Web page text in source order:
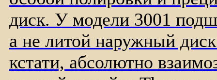
диск. У модели 3001
а не литой наружный
кстати, абсолютно